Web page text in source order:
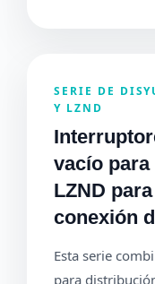
SERIE DE
Y LZND
vacío
LZND
conexión
Esta serie
para